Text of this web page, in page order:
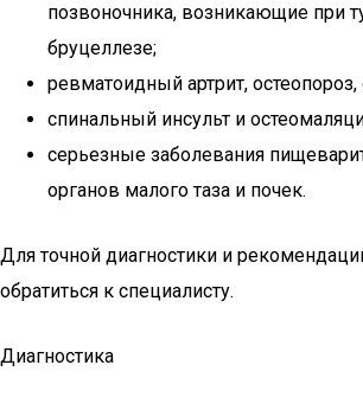
позвоночника, возникающие при
бруцеллезе;
ревматоидный артрит, остеопороз,
спинальный инсульт и
серьезные заболевания
органов малого таза и почек.
Для точной диагностики и
обратиться к специалисту.
Диагностика